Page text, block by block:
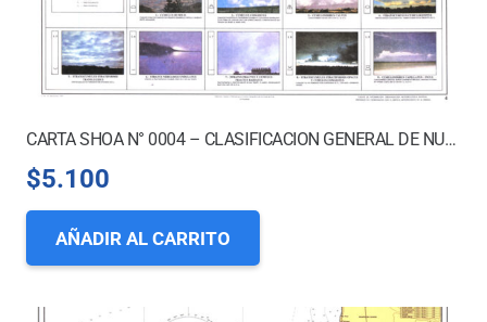
CARTA SHOA N° 0004 – CLASIFICACION GENERAL DE NUBES
$5.100
AÑADIR AL CARRITO